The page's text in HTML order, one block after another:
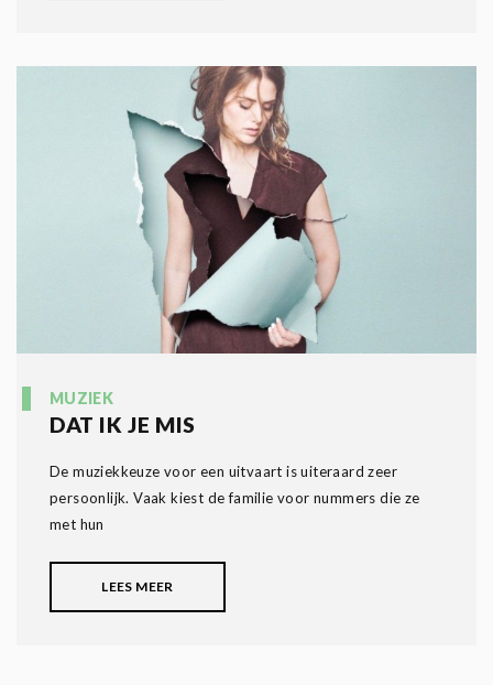
MUZIEK
DAT IK JE MIS
De muziekkeuze voor een uitvaart is uiteraard zeer
persoonlijk. Vaak kiest de familie voor nummers die ze
met hun
LEES MEER